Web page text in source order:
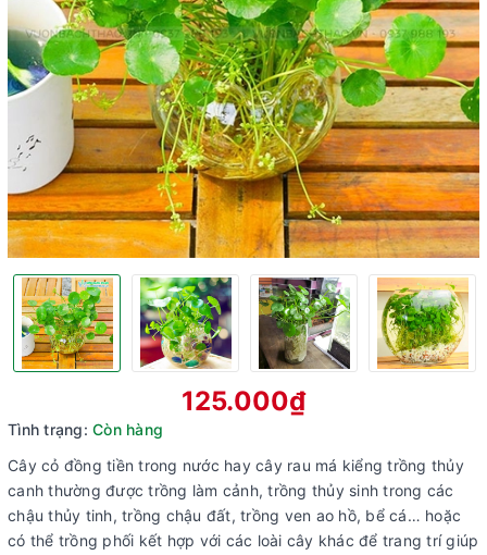
125.000₫
Tình trạng: Còn hàng
Cây cỏ đồng tiền trong nước hay cây rau má kiểng trồng thủy
canh thường được trồng làm cảnh, trồng thủy sinh trong các
chậu thủy tinh, trồng chậu đất, trồng ven ao hồ, bể cá… hoặc
có thể trồng phối kết hợp với các loài cây khác để trang trí giúp